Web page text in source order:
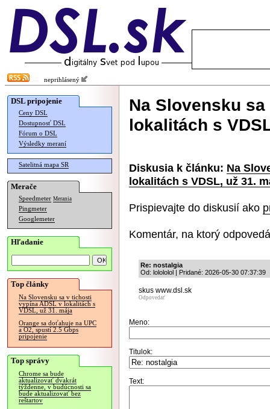
neprihlásený
DSL pripojenie
Ceny DSL
Dostupnosť DSL
Fórum o DSL
Výsledky meraní
Satelitná mapa SR
Merače
Speedmeter Merania
Pingmeter
Googlemeter
Hľadanie
Top články
Na Slovensku sa v tichosti
vypína ADSL v lokalitách s
VDSL, už 31. mája
Orange sa doťahuje na UPC
a O2, spustí 2.5 Gbps
pripojenie
Top správy
Chrome sa bude
aktualizovať dvakrát
týždenne, v budúcnosti sa
bude aktualizovať bez
reštartov
Na Slovensku
lokalitách s
Diskusia k článku: Na
lokalitách s VDSL, už 31.
Prispievajte do diskusií ako
Komentár, na ktorý
Re: nostalgia
Od: lolololol | Pridané: 2026-05-30 07:37:39
skus www.dsl.sk
Odpovedať
Meno:
Titulok:
Text: